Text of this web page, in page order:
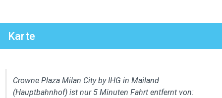
Karte
Crowne Plaza Milan City by IHG in Mailand
(Hauptbahnhof) ist nur 5 Minuten Fahrt entfernt von: